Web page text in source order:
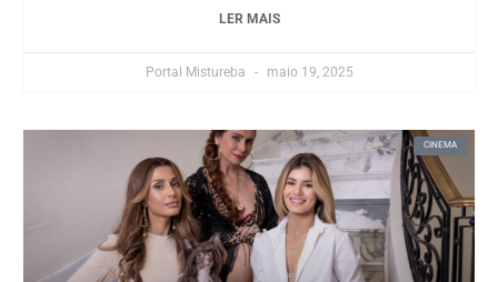
LER MAIS
Portal Mistureba maio 19, 2025
CINEMA